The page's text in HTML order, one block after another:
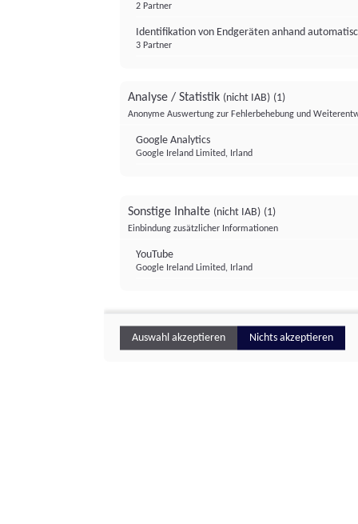
2 Partner
Identifikation von Endgeräten anhand
3 Partner
Analyse / Statistik (nicht IAB) (1)
Anonyme Auswertung zur Fehlerbehebung und
Google Analytics
Google Ireland Limited, Irland
Sonstige Inhalte (nicht IAB) (1)
Einbindung zusätzlicher Informationen
YouTube
Google Ireland Limited, Irland
Auswahl akzeptieren Nichts akzeptieren